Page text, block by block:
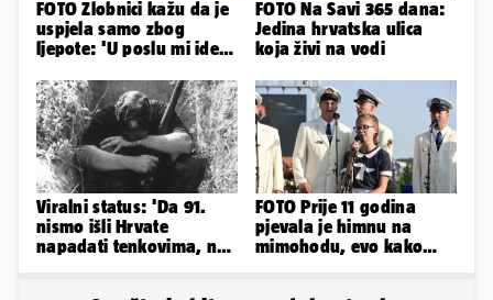
FOTO Zlobnici kažu da je
uspjela samo zbog
ljepote: 'U poslu mi ide
FOTO Na Savi 365 dana:
Jedina hrvatska ulica
koja živi na vodi
Viralni status: 'Da 91.
nismo išli Hrvate
napadati tenkovima, ne
FOTO Prije 11 godina
pjevala je himnu na
mimohodu, evo kako